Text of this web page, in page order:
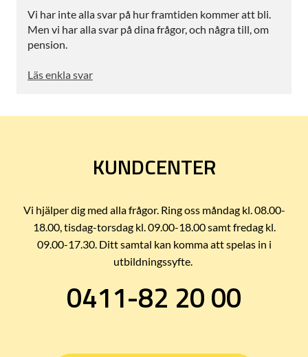
Vi har inte alla svar på hur framtiden kommer att bli.
Men vi har alla svar på dina frågor, och några till, om
pension.
Läs enkla svar
KUNDCENTER
Vi hjälper dig med alla frågor. Ring oss måndag kl. 08.00-
18.00, tisdag-torsdag kl. 09.00-18.00 samt fredag kl.
09.00-17.30. Ditt samtal kan komma att spelas in i
utbildningssyfte.
0411-82 20 00